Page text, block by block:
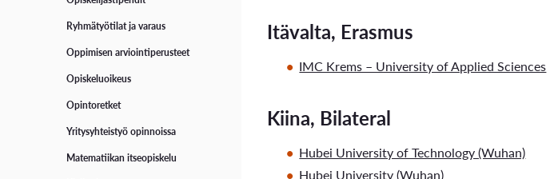
Ryhmätyötilat ja varaus
Oppimisen arviointiperusteet
Opiskeluoikeus
Opintoretket
Yritysyhteistyö opinnoissa
Matematiikan itseopiskelu
Itävalta, Erasmus
IMC Krems – University of Applied Sciences
Kiina, Bilateral
Hubei University of Technology (Wuhan)
Hubei University (Wuhan)